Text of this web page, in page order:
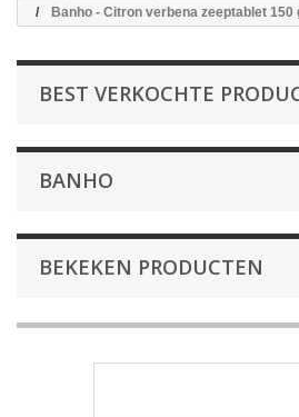
Banho - Citron verbena zeeptablet 150
BEST VERKOCHTE
BANHO
BEKEKEN PRODUCTEN